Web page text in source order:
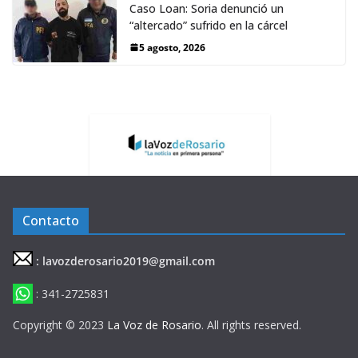
Caso Loan: Soria denunció un
“altercado” sufrido en la cárcel
5 agosto, 2026
Contacto
: lavozderosario2019@gmail.com
: 341-2725831
Copyright © 2023 La Voz de Rosario. All rights reserved.